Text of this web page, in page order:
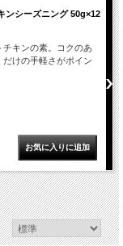
ンシーズニング 50g×12
キンの素。コクのあ
けの手軽さがポイン